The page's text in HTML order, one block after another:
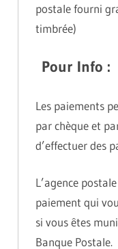
postale fourni
timbrée)
Pour Info :
Les paiements
par chèque et
d’effectuer des
L’agence
paiement qui
si vous êtes
Banque Postale.